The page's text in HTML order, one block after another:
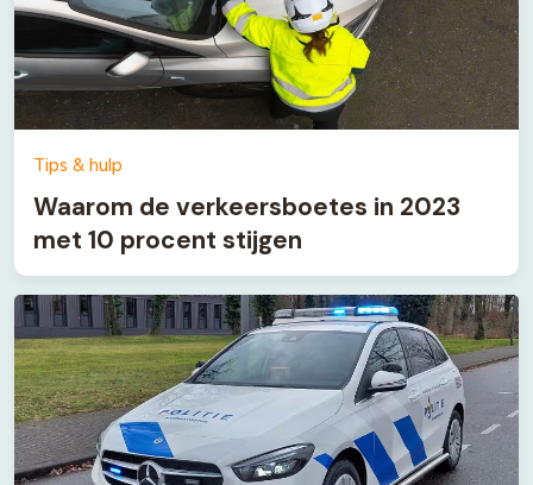
Tips & hulp
Waarom de verkeersboetes in 2023
met 10 procent stijgen